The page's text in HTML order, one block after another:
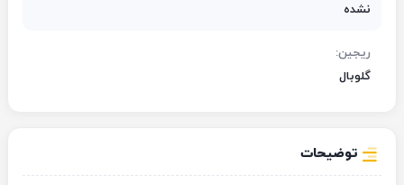
نشده
ریجین:
گلوبال
توضیحات